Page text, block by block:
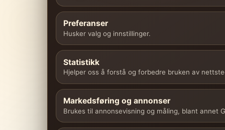
Preferanser
Husker valg og innstillinger.
Statistikk
Hjelper oss å forstå og forbedre bruken av
Markedsføring og annonser
Brukes til annonsevisning og måling, blant annet